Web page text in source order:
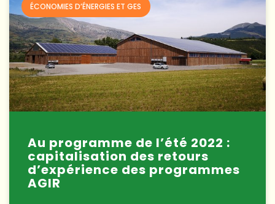
ÉCONOMIES D’ÉNERGIES ET GES
Au programme de l’été 2022 :
capitalisation des retours
d’expérience des programmes
AGIR